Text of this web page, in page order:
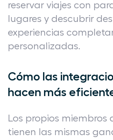
reservar viajes con
lugares y descubrir
experiencias
personalizadas.
Cómo las
hacen más
Los propios miembros
tienen las mismas